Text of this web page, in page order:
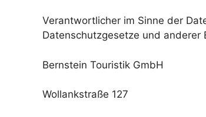
Verantwortlicher im Sinne der
Datenschutzgesetze und
Bernstein Touristik GmbH
Wollankstraße 127